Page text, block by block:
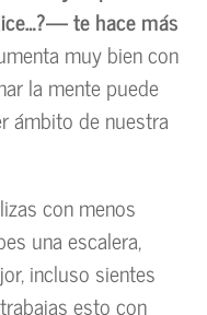
te hace más
muy bien con
la mente puede
ámbito de nuestra
con menos
una escalera,
incluso sientes
esto con